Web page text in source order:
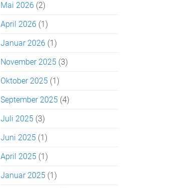
Mai 2026 (2)
April 2026 (1)
Januar 2026 (1)
November 2025(3)
Oktober 2025(1)
September 2025(4)
Juli 2025(3)
Juni 2025(1)
April 2025(1)
Januar 2025(1)